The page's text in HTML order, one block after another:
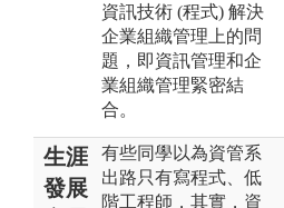
資訊技術 (程式) 解決
企業組織管理上的問
題，即資訊管理和企
業組織管理緊密結
合。
生涯
發展
有些同學以為資管系
出路只有寫程式、低
階工程師，其實，資